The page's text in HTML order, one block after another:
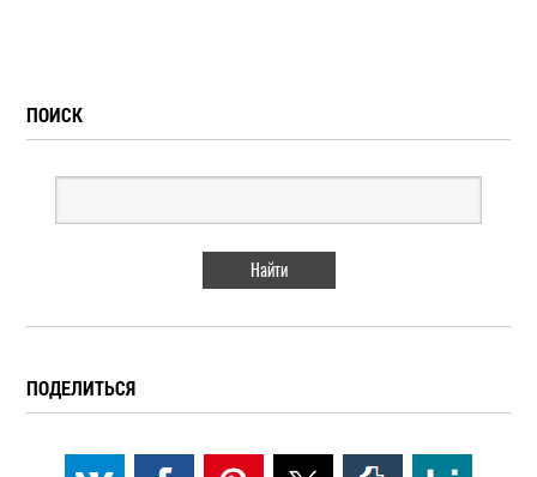
ПОИСК
ПОДЕЛИТЬСЯ